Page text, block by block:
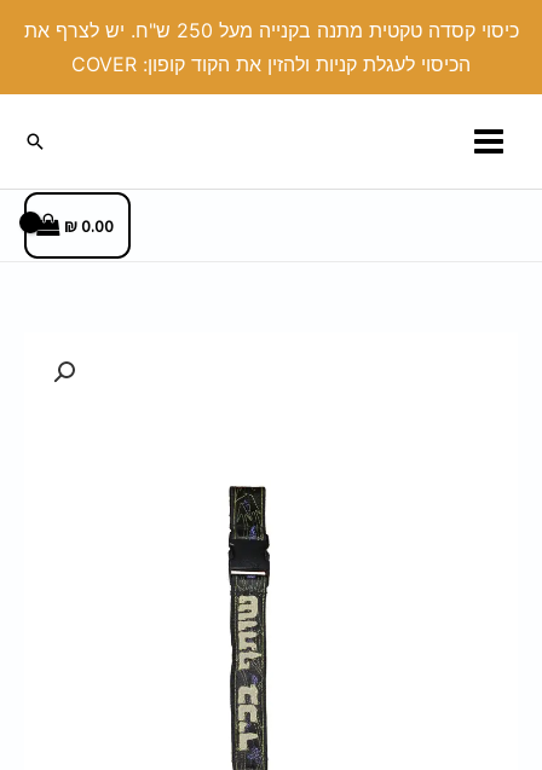
כיסוי קסדה טקטית מתנה בקנייה מעל 250 ש"ח. יש לצרף את
הכיסוי לעגלת קניות ולהזין את הקוד קופון: COVER
חיפוש
0.00
₪